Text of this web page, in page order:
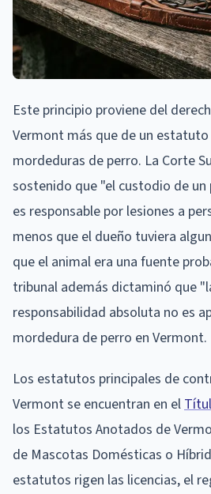
Este principio proviene del
Vermont más que de un
mordeduras de perro. La Corte
sostenido que "el custodio de
es responsable por lesiones a
menos que el dueño tuviera
que el animal era una fuente
tribunal además dictaminó que
responsabilidad absoluta no es
mordedura de perro en Vermont.
Los estatutos principales de
Vermont se encuentran en el
los Estatutos Anotados de
de Mascotas Domésticas o
estatutos rigen las licencias, el